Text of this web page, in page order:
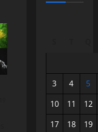
3 4
5
10
11
12
17
18
19